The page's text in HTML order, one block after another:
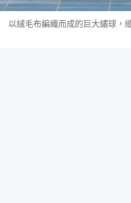
以絨毛布編織而成的巨大繡球，